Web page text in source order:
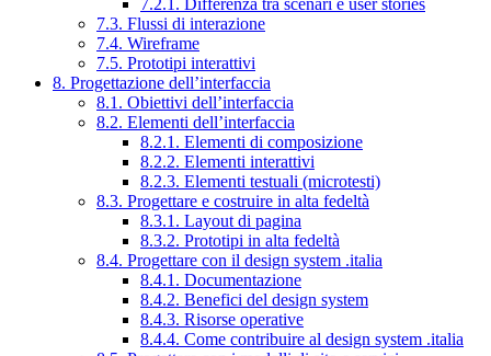
7.3. Flussi di interazione
7.4. Wireframe
7.5. Prototipi interattivi
8. Progettazione dell’interfaccia
8.1. Obiettivi dell’interfaccia
8.2. Elementi dell’interfaccia
8.2.1. Elementi di composizione
8.2.2. Elementi interattivi
8.2.3. Elementi testuali (microtesti)
8.3. Progettare e costruire in alta fedeltà
8.3.1. Layout di pagina
8.3.2. Prototipi in alta fedeltà
8.4. Progettare con il design system .italia
8.4.1. Documentazione
8.4.2. Benefici del design system
8.4.3. Risorse operative
8.4.4. Come contribuire al design system .italia